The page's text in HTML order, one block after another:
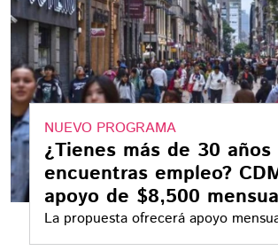
NUEVO PROGRAMA
¿Tienes más de 30 años
encuentras empleo?
apoyo de $8,500
La propuesta ofrecerá apoyo
vinculación laboral a capitalinos,